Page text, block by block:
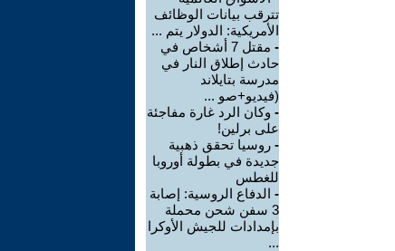
تترقب بيانات الوظائف
الأمريكية: الدولار يتم ...
-
مقتل 7 أشخاص في
حادث إطلاق النار في
مدرسة بتايلاند
(فيديو+صو ...
- وكان الرد غارة مفاجئة
على برلين!
- روسيا تحقق ذهبية
جديدة في بطولة أوروبا
للغطس
- الدفاع الروسية: إصابة
3 سفن شحن محملة
بإمدادات للجيش الأوكرا
...